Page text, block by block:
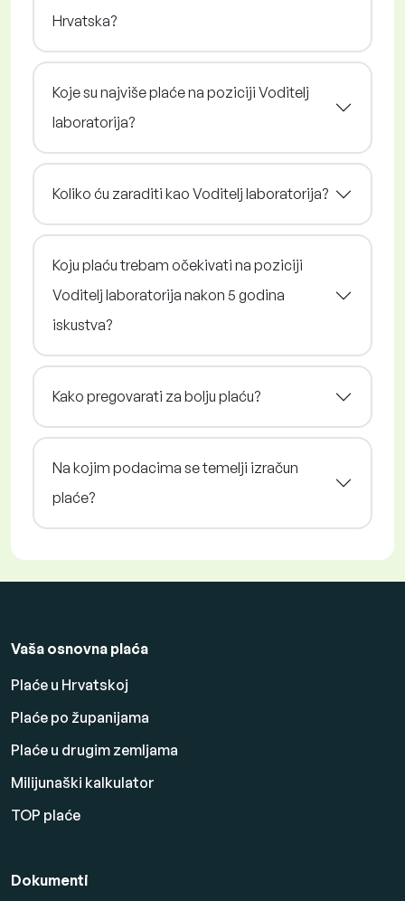
Hrvatska?
Koje su najviše plaće na poziciji Voditelj
laboratorija?
Koliko ću zaraditi kao Voditelj laboratorija?
Koju plaću trebam očekivati na poziciji
Voditelj laboratorija nakon 5 godina
iskustva?
Kako pregovarati za bolju plaću?
Na kojim podacima se temelji izračun
plaće?
Vaša osnovna plaća
Plaće u Hrvatskoj
Plaće po županijama
Plaće u drugim zemljama
Milijunaški kalkulator
TOP plaće
Dokumenti